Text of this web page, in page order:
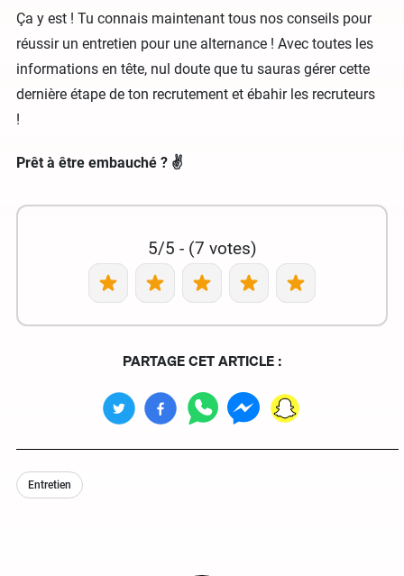
Ça y est ! Tu connais maintenant tous nos conseils pour
réussir un entretien pour une alternance ! Avec toutes les
informations en tête, nul doute que tu sauras gérer cette
dernière étape de ton recrutement et ébahir les recruteurs
!
Prêt à être embauché ? ✌️
5/5 - (7 votes)
PARTAGE CET ARTICLE :
Entretien